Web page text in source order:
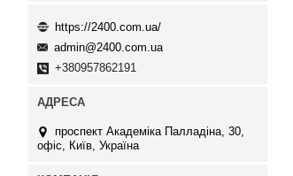
https://2400.com.ua/
admin@2400.com.ua
+380957862191
проспект Академіка Палладіна, 30,
офіс, Київ, Україна